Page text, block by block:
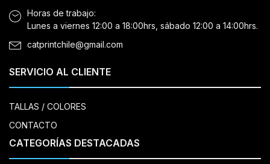
Horas de trabajo:
Lunes a viernes 12:00 a 18:00hrs, sábado 12:00 a 14:00hrs.
catprintchile@gmail.com
SERVICIO AL CLIENTE
TALLAS / COLORES
CONTACTO
CATEGORÍAS DESTACADAS